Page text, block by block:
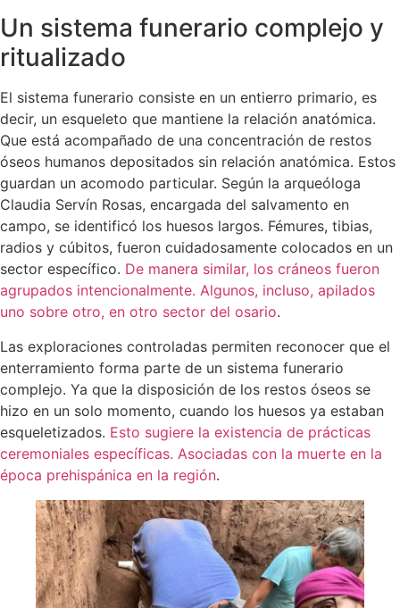
Un sistema funerario complejo y
ritualizado
El sistema funerario consiste en un entierro primario, es
decir, un esqueleto que mantiene la relación anatómica.
Que está acompañado de una concentración de restos
óseos humanos depositados sin relación anatómica. Estos
guardan un acomodo particular. Según la arqueóloga
Claudia Servín Rosas, encargada del salvamento en
campo, se identificó los huesos largos. Fémures, tibias,
radios y cúbitos, fueron cuidadosamente colocados en un
sector específico. De manera similar, los cráneos fueron
agrupados intencionalmente. Algunos, incluso, apilados
uno sobre otro, en otro sector del osario.
Las exploraciones controladas permiten reconocer que el
enterramiento forma parte de un sistema funerario
complejo. Ya que la disposición de los restos óseos se
hizo en un solo momento, cuando los huesos ya estaban
esqueletizados. Esto sugiere la existencia de prácticas
ceremoniales específicas. Asociadas con la muerte en la
época prehispánica en la región.